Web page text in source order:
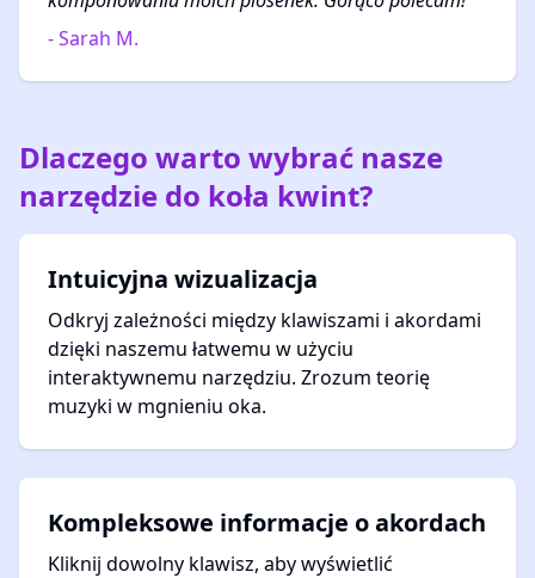
- Sarah M.
Dlaczego warto wybrać nasze
narzędzie do koła kwint?
Intuicyjna wizualizacja
Odkryj zależności między klawiszami i akordami
dzięki naszemu łatwemu w użyciu
interaktywnemu narzędziu. Zrozum teorię
muzyki w mgnieniu oka.
Kompleksowe informacje o akordach
Kliknij dowolny klawisz, aby wyświetlić